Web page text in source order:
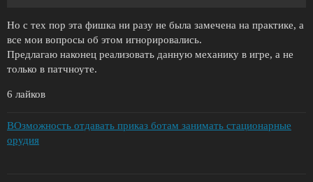
Но с тех пор эта фишка ни разу не была замечена на практике, а
все мои вопросы об этом игнорировались.
Предлагаю наконец реализовать данную механику в игре, а не
только в патчноуте.
6 лайков
ВОзможность отдавать приказ ботам занимать стационарные
орудия